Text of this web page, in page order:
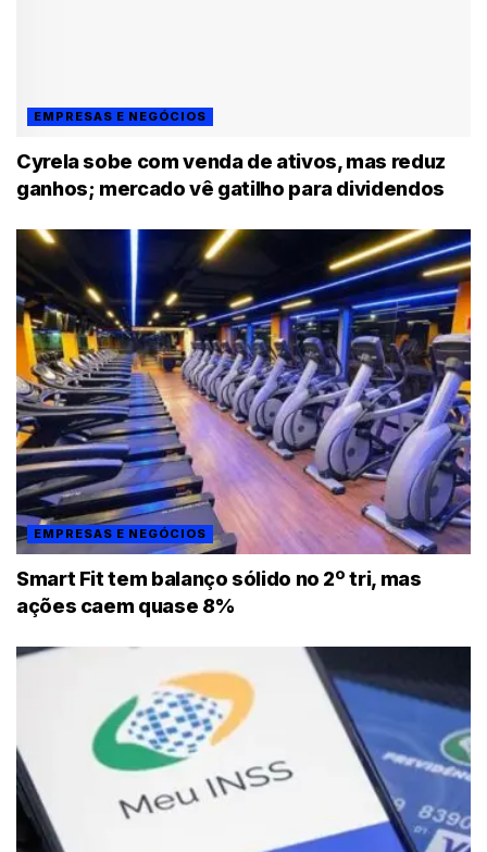
EMPRESAS E NEGÓCIOS
Cyrela sobe com venda de ativos, mas reduz
ganhos; mercado vê gatilho para dividendos
EMPRESAS E NEGÓCIOS
Smart Fit tem balanço sólido no 2º tri, mas
ações caem quase 8%